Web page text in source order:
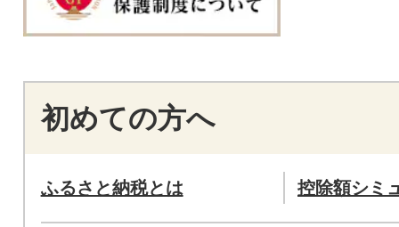
初めての方へ
ふるさと納税とは 控除額シミ